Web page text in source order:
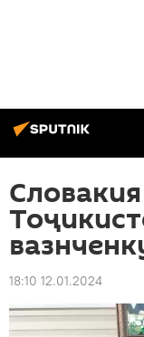
18:10 12.01.2024